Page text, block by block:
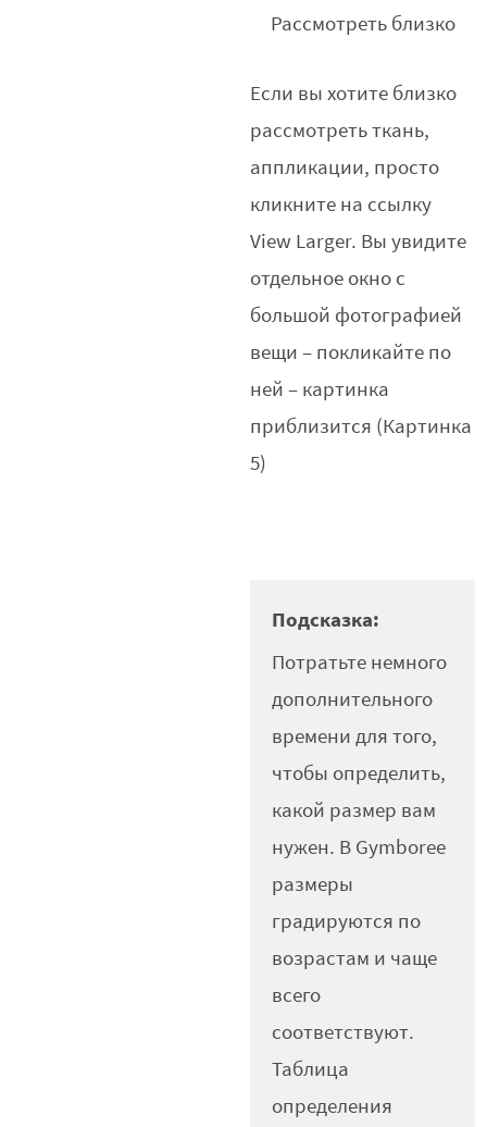
Рассмотреть близко
Если вы хотите близко
рассмотреть ткань,
аппликации, просто
кликните на ссылку
View Larger. Вы увидите
отдельное окно с
большой фотографией
вещи – покликайте по
ней – картинка
приблизится (Картинка
5)
Подсказка:
Потратьте немного
дополнительного
времени для того,
чтобы определить,
какой размер вам
нужен. В Gymboree
размеры
градируются по
возрастам и чаще
всего
соответствуют.
Таблица
определения